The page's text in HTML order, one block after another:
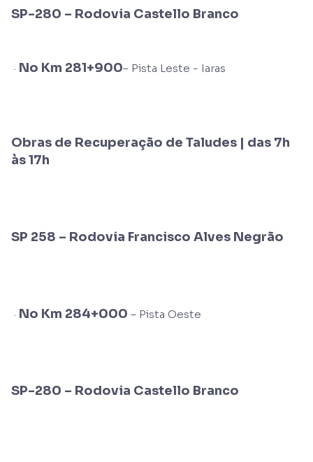
SP-280 – Rodovia Castello Branco
· No Km 281+900– Pista Leste - Iaras
Obras de Recuperação de Taludes | das 7h
às 17h
SP 258 – Rodovia Francisco Alves Negrão
· No Km 284+000 – Pista Oeste
SP-280 – Rodovia Castello Branco